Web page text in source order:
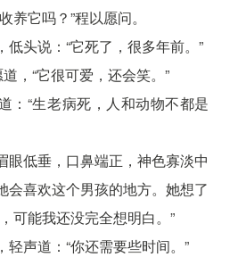
养它吗？”程以愿问。
低头说：“它死了，很多年前。”
，“它很可爱，还会笑。”
：“生老病死，人和动物不都是
眼低垂，口鼻端正，神色寡淡中
会喜欢这个男孩的地方。她想了
可能我还没完全想明白。”
轻声道：“你还需要些时间。”